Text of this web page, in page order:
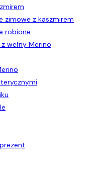
zimowe z kaszmirem
robione
wełny Merino